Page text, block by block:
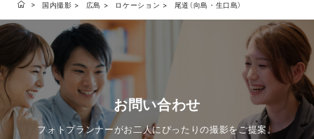
国内撮影 広島 ロケーション 尾道（向島・生口島）
お問い合わせ
フォトプランナーがお二人にぴったりの撮影をご提案。